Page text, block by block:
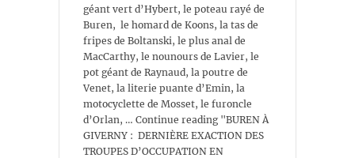
géant vert d’Hybert, le poteau rayé de
Buren, le homard de Koons, la tas de
fripes de Boltanski, le plus anal de
MacCarthy, le nounours de Lavier, le
pot géant de Raynaud, la poutre de
Venet, la literie puante d’Emin, la
motocyclette de Mosset, le furoncle
d’Orlan, … Continue reading "BUREN À
GIVERNY : DERNIÈRE EXACTION DES
TROUPES D’OCCUPATION EN